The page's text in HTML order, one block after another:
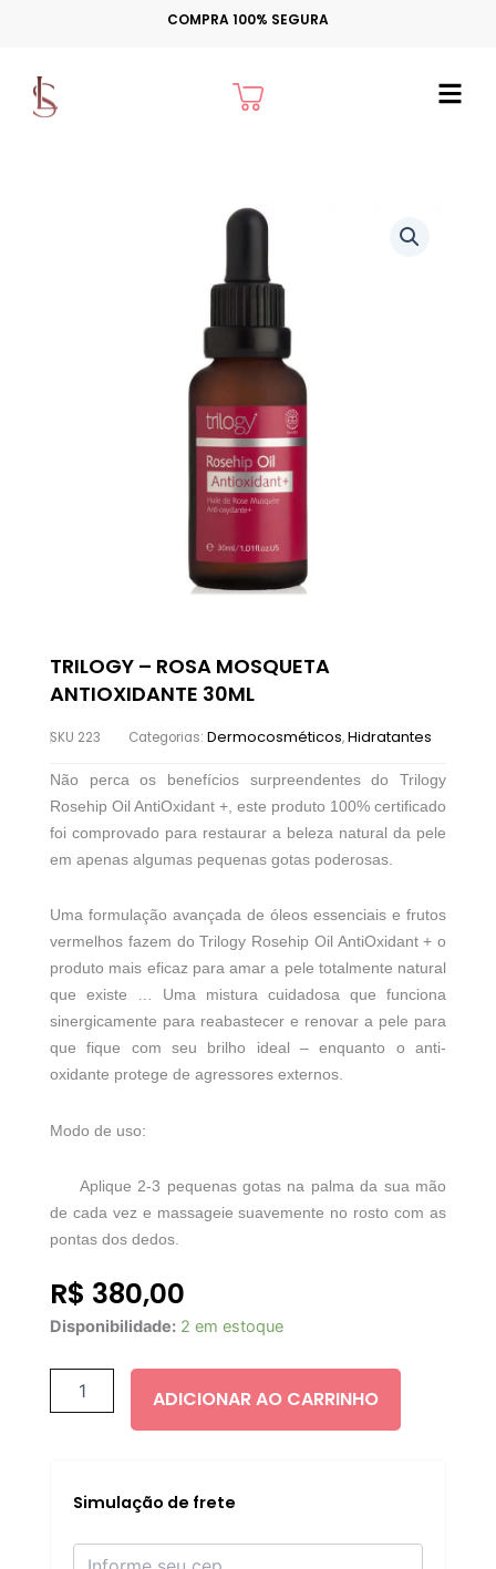
conteúdo
COMPRA 100% SEGURA
Cart
TRILOGY – ROSA MOSQUETA
ANTIOXIDANTE 30ML
SKU 223 Categorias: Dermocosméticos,Hidratantes
Não perca os benefícios surpreendentes do Trilogy
Rosehip Oil AntiOxidant +, este produto 100% certificado
foi comprovado para restaurar a beleza natural da pele
em apenas algumas pequenas gotas poderosas.
Uma formulação avançada de óleos essenciais e frutos
vermelhos fazem do Trilogy Rosehip Oil AntiOxidant + o
produto mais eficaz para amar a pele totalmente natural
que existe … Uma mistura cuidadosa que funciona
sinergicamente para reabastecer e renovar a pele para
que fique com seu brilho ideal – enquanto o anti-
oxidante protege de agressores externos.
Modo de uso:
Aplique 2-3 pequenas gotas na palma da sua mão
de cada vez e massageie suavemente no rosto com as
pontas dos dedos.
R$ 380,00
Disponibilidade: 2 em estoque
TRILOGY
ROSA
MOSQUETA
ANTIOXIDANTEADICIONAR AO CARRINHO
Simulação de frete